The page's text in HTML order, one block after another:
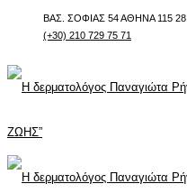
ΒΑΣ. ΣΟΦΙΑΣ 54 ΑΘΗΝΑ 115 28
(+30) 210 729 75 71